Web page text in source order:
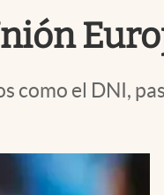
como el DNI,